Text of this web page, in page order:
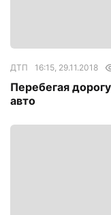
ДТП 16:15, 29.11.2018
Перебегая
авто